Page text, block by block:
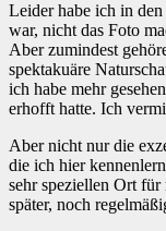
Leider habe ich in
war, nicht das Foto
Aber zumindest
spektakuäre
ich habe mehr
erhofft hatte. Ich
Aber nicht nur die
die ich hier
sehr speziellen Ort
später, noch